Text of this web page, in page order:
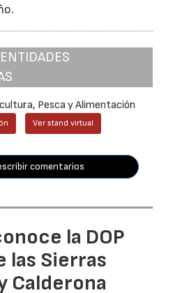
Pesca y Alimentación
Ver stand virtual
comentarios
la DOP
las Sierras
Calderona